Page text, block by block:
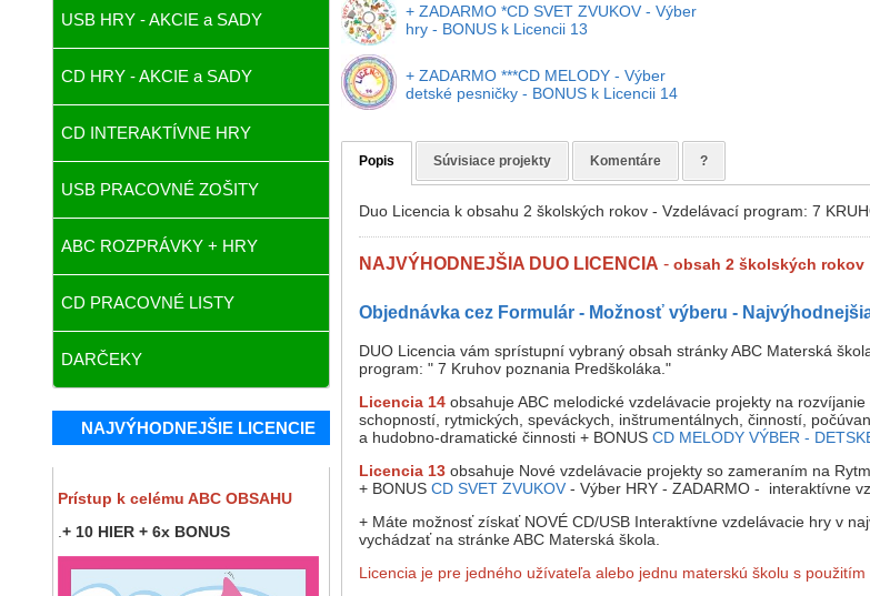
USB HRY - AKCIE a SADY
CD HRY - AKCIE a SADY
CD INTERAKTÍVNE HRY
USB PRACOVNÉ ZOŠITY
ABC ROZPRÁVKY + HRY
CD PRACOVNÉ LISTY
DARČEKY
NAJVÝHODNEJŠIE LICENCIE
Prístup k celému ABC OBSAHU
+ 10 HIER + 6x BONUS
+ ZADARMO *CD SVET ZVUKOV - Výber
hry - BONUS k Licencii 13
+ ZADARMO ***CD MELODY - Výber
detské pesničky - BONUS k Licencii 14
Popis Súvisiace projekty Komentáre ?
Duo Licencia k obsahu 2 školských rokov - Vzdelávací program: 7
NAJVÝHODNEJŠIA DUO LICENCIA - obsah 2 školských rokov
Objednávka cez Formulár - Možnosť výberu -
DUO Licencia vám sprístupní vybraný obsah stránky ABC Materská
program: " 7 Kruhov poznania Predškoláka."
Licencia 14 obsahuje ABC melodické vzdelávacie projekty na
schopností, rytmických, speváckych, inštrumentálnych, činností,
a hudobno-dramatické činnosti + BONUS CD MELODY VÝBER -
Licencia 13 obsahuje Nové vzdelávacie projekty so zameraním na
+ BONUS CD SVET ZVUKOV - Výber HRY - ZADARMO - interaktívne
+ Máte možnosť získať NOVÉ CD/USB Interaktívne vzdelávacie hry v
vychádzať na stránke ABC Materská škola.
Licencia je pre jedného užívateľa alebo jednu materskú školu s použitím